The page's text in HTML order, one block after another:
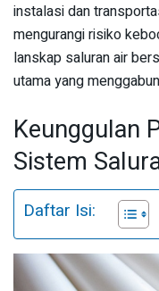
instalasi dan
mengurangi risiko
lanskap saluran air
utama yang
Keunggulan
Sistem
Daftar Isi: